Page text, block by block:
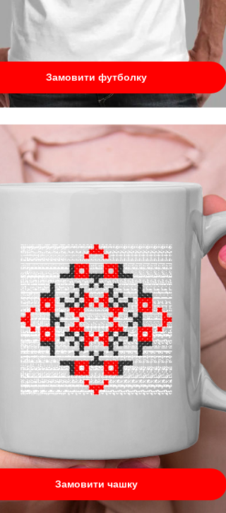
Замовити футболку
Замовити чашку